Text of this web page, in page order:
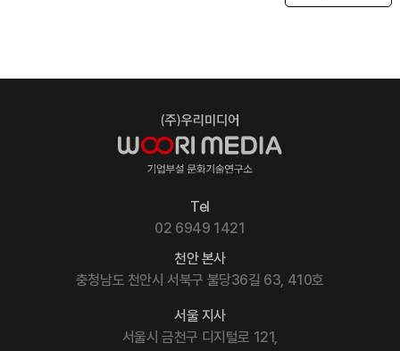
천안 본사
충청남도 천안시 서북구 불당36길 63, 410호
Tel
02 6949 1421
서울 지사
서울시 금천구 디지털로 121,